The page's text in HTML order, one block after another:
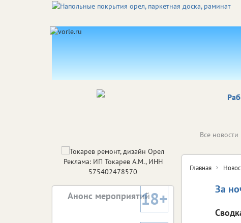
Все новости
Главная
За
Реклама: ИП Токарев А.М., ИНН
575402478570
Анонс мероприятий18+